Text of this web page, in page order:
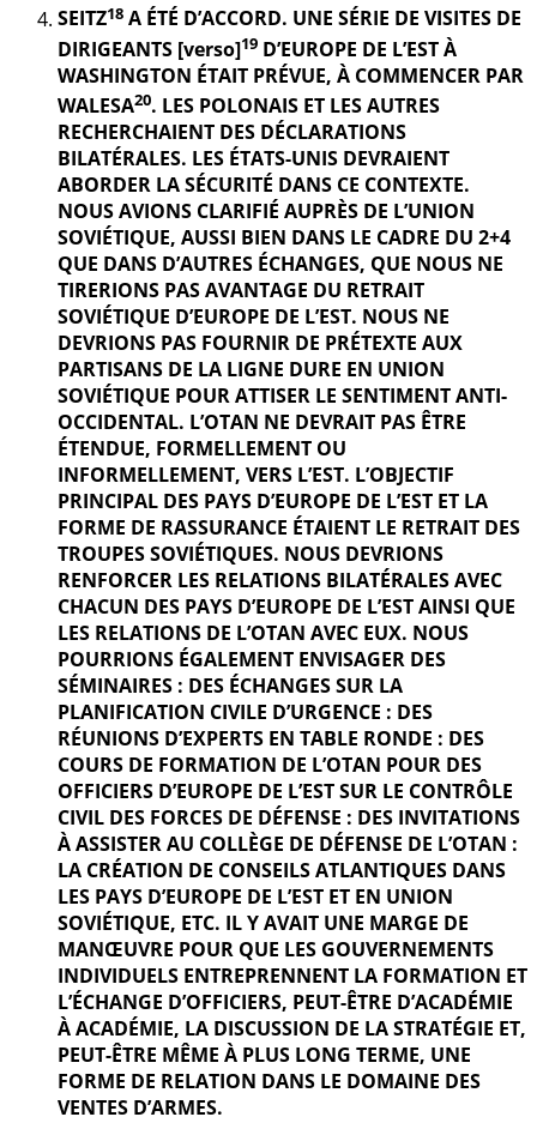
SEITZ18 A ÉTÉ D’ACCORD. UNE SÉRIE DE VISITES DE
DIRIGEANTS [verso]19 D’EUROPE DE L’EST À
WASHINGTON ÉTAIT PRÉVUE, À COMMENCER PAR
WALESA20. LES POLONAIS ET LES AUTRES
RECHERCHAIENT DES DÉCLARATIONS
BILATÉRALES. LES ÉTATS-UNIS DEVRAIENT
ABORDER LA SÉCURITÉ DANS CE CONTEXTE.
NOUS AVIONS CLARIFIÉ AUPRÈS DE L’UNION
SOVIÉTIQUE, AUSSI BIEN DANS LE CADRE DU 2+4
QUE DANS D’AUTRES ÉCHANGES, QUE NOUS NE
TIRERIONS PAS AVANTAGE DU RETRAIT
SOVIÉTIQUE D’EUROPE DE L’EST. NOUS NE
DEVRIONS PAS FOURNIR DE PRÉTEXTE AUX
PARTISANS DE LA LIGNE DURE EN UNION
SOVIÉTIQUE POUR ATTISER LE SENTIMENT ANTI-
OCCIDENTAL. L’OTAN NE DEVRAIT PAS ÊTRE
ÉTENDUE, FORMELLEMENT OU
INFORMELLEMENT, VERS L’EST. L’OBJECTIF
PRINCIPAL DES PAYS D’EUROPE DE L’EST ET LA
FORME DE RASSURANCE ÉTAIENT LE RETRAIT DES
TROUPES SOVIÉTIQUES. NOUS DEVRIONS
RENFORCER LES RELATIONS BILATÉRALES AVEC
CHACUN DES PAYS D’EUROPE DE L’EST AINSI QUE
LES RELATIONS DE L’OTAN AVEC EUX. NOUS
POURRIONS ÉGALEMENT ENVISAGER DES
SÉMINAIRES : DES ÉCHANGES SUR LA
PLANIFICATION CIVILE D’URGENCE : DES
RÉUNIONS D’EXPERTS EN TABLE RONDE : DES
COURS DE FORMATION DE L’OTAN POUR DES
OFFICIERS D’EUROPE DE L’EST SUR LE CONTRÔLE
CIVIL DES FORCES DE DÉFENSE : DES INVITATIONS
À ASSISTER AU COLLÈGE DE DÉFENSE DE L’OTAN :
LA CRÉATION DE CONSEILS ATLANTIQUES DANS
LES PAYS D’EUROPE DE L’EST ET EN UNION
SOVIÉTIQUE, ETC. IL Y AVAIT UNE MARGE DE
MANŒUVRE POUR QUE LES GOUVERNEMENTS
INDIVIDUELS ENTREPRENNENT LA FORMATION ET
L’ÉCHANGE D’OFFICIERS, PEUT-ÊTRE D’ACADÉMIE
À ACADÉMIE, LA DISCUSSION DE LA STRATÉGIE ET,
PEUT-ÊTRE MÊME À PLUS LONG TERME, UNE
FORME DE RELATION DANS LE DOMAINE DES
VENTES D’ARMES.